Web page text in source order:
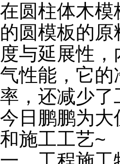
在圆柱体木
的圆模板的
度与延展性
气性能，它
率，还减少
今日鹏鹏为
和施工工艺~